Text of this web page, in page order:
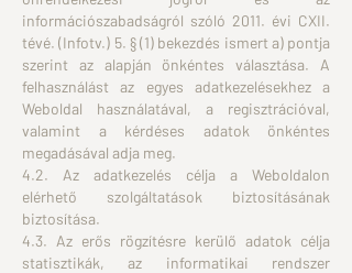
információszabadságról szóló 2011. évi CXII.
tévé. (Infotv.) 5. § (1) bekezdés ismert a) pontja
szerint az alapján önkéntes választása. A
felhasználást az egyes adatkezelésekhez a
Weboldal használatával, a regisztrációval,
valamint a kérdéses adatok önkéntes
megadásával adja meg.
4.2. Az adatkezelés célja a Weboldalon
elérhető szolgáltatások biztosításának
biztosítása.
4.3. Az erős rögzítésre kerülő adatok célja
statisztikák, az informatikai rendszer